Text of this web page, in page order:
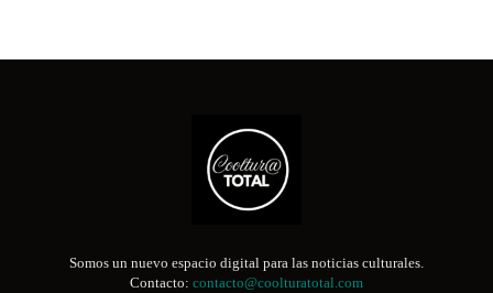
Somos un nuevo espacio digital para las noticias culturales.
Contacto: contacto@coolturatotal.com